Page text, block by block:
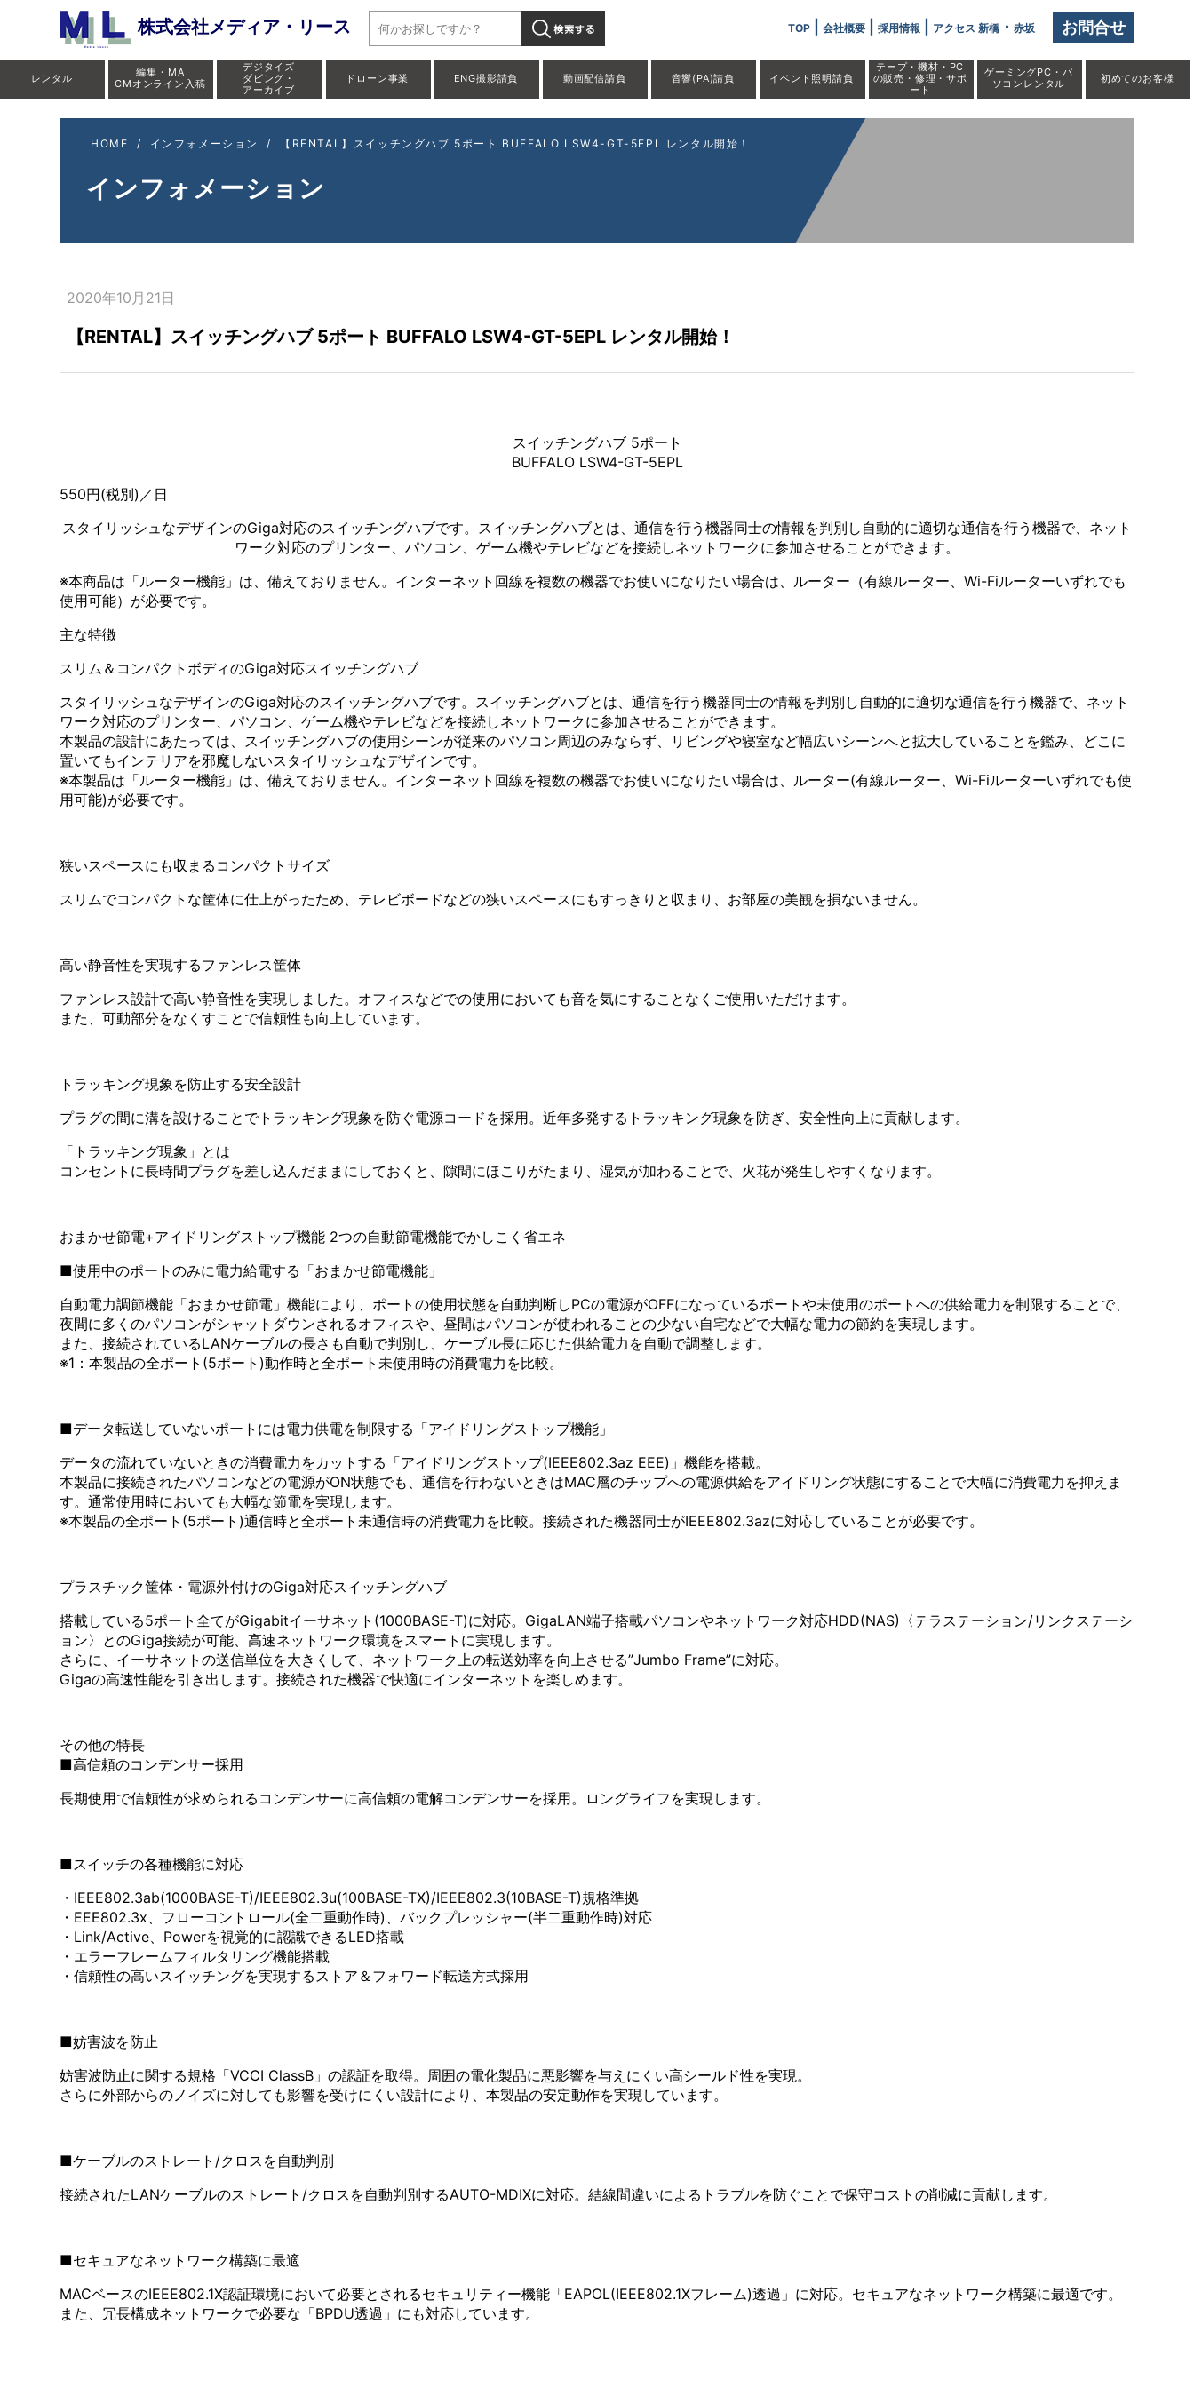
株式会社メディア・リース お問合せ
TOP| 会社概要| 採用情報 アクセス 新橋・ 赤坂
レンタル
編集・MA
CMオンライン入稿
デジタイズ
ダビング・
アーカイブ
ドローン事業 ENG撮影請負 動画配信請負 音響(PA)請負 イベント照明請負
テープ・機材・PC
の販売・修理・サポ
ート
ゲーミングPC・パ
ソコンレンタル
初めてのお客様
HOME / インフォメーション / 【RENTAL】スイッチングハブ 5ポート BUFFALO LSW4-GT-5EPL レンタル開始！
インフォメーション
2020年10月21日
【RENTAL】スイッチングハブ 5ポート BUFFALO LSW4-GT-5EPL レンタル開始！
スイッチングハブ 5ポート
BUFFALO LSW4-GT-5EPL
550円(税別)／日
スタイリッシュなデザインのGiga対応のスイッチングハブです。スイッチングハブとは、通信を行う機器同士の情報を判別し自動的に適切な通信を行う機器で、ネット
ワーク対応のプリンター、パソコン、ゲーム機やテレビなどを接続しネットワークに参加させることができます。
※本商品は「ルーター機能」は、備えておりません。インターネット回線を複数の機器でお使いになりたい場合は、ルーター（有線ルーター、Wi-Fiルーターいずれでも
使用可能）が必要です。
主な特徴
スリム＆コンパクトボディのGiga対応スイッチングハブ
スタイリッシュなデザインのGiga対応のスイッチングハブです。スイッチングハブとは、通信を行う機器同士の情報を判別し自動的に適切な通信を行う機器で、ネット
ワーク対応のプリンター、パソコン、ゲーム機やテレビなどを接続しネットワークに参加させることができます。
本製品の設計にあたっては、スイッチングハブの使用シーンが従来のパソコン周辺のみならず、リビングや寝室など幅広いシーンへと拡大していることを鑑み、どこに
置いてもインテリアを邪魔しないスタイリッシュなデザインです。
※本製品は「ルーター機能」は、備えておりません。インターネット回線を複数の機器でお使いになりたい場合は、ルーター(有線ルーター、Wi-Fiルーターいずれでも使
用可能)が必要です。
狭いスペースにも収まるコンパクトサイズ
スリムでコンパクトな筐体に仕上がったため、テレビボードなどの狭いスペースにもすっきりと収まり、お部屋の美観を損ないません。
高い静音性を実現するファンレス筐体
ファンレス設計で高い静音性を実現しました。オフィスなどでの使用においても音を気にすることなくご使用いただけます。
また、可動部分をなくすことで信頼性も向上しています。
トラッキング現象を防止する安全設計
プラグの間に溝を設けることでトラッキング現象を防ぐ電源コードを採用。近年多発するトラッキング現象を防ぎ、安全性向上に貢献します。
「トラッキング現象」とは
コンセントに長時間プラグを差し込んだままにしておくと、隙間にほこりがたまり、湿気が加わることで、火花が発生しやすくなります。
おまかせ節電+アイドリングストップ機能 2つの自動節電機能でかしこく省エネ
■使用中のポートのみに電力給電する「おまかせ節電機能」
自動電力調節機能「おまかせ節電」機能により、ポートの使用状態を自動判断しPCの電源がOFFになっているポートや未使用のポートへの供給電力を制限することで、
夜間に多くのパソコンがシャットダウンされるオフィスや、昼間はパソコンが使われることの少ない自宅などで大幅な電力の節約を実現します。
また、接続されているLANケーブルの長さも自動で判別し、ケーブル長に応じた供給電力を自動で調整します。
※1：本製品の全ポート(5ポート)動作時と全ポート未使用時の消費電力を比較。
■データ転送していないポートには電力供電を制限する「アイドリングストップ機能」
データの流れていないときの消費電力をカットする「アイドリングストップ(IEEE802.3az EEE)」機能を搭載。
本製品に接続されたパソコンなどの電源がON状態でも、通信を行わないときはMAC層のチップへの電源供給をアイドリング状態にすることで大幅に消費電力を抑えま
す。通常使用時においても大幅な節電を実現します。
※本製品の全ポート(5ポート)通信時と全ポート未通信時の消費電力を比較。接続された機器同士がIEEE802.3azに対応していることが必要です。
プラスチック筐体・電源外付けのGiga対応スイッチングハブ
搭載している5ポート全てがGigabitイーサネット(1000BASE-T)に対応。GigaLAN端子搭載パソコンやネットワーク対応HDD(NAS)〈テラステーション/リンクステーシ
ョン〉とのGiga接続が可能、高速ネットワーク環境をスマートに実現します。
さらに、イーサネットの送信単位を大きくして、ネットワーク上の転送効率を向上させる”Jumbo Frame”に対応。
Gigaの高速性能を引き出します。接続された機器で快適にインターネットを楽しめます。
その他の特長
■高信頼のコンデンサー採用
長期使用で信頼性が求められるコンデンサーに高信頼の電解コンデンサーを採用。ロングライフを実現します。
■スイッチの各種機能に対応
・IEEE802.3ab(1000BASE-T)/IEEE802.3u(100BASE-TX)/IEEE802.3(10BASE-T)規格準拠
・EEE802.3x、フローコントロール(全二重動作時)、バックプレッシャー(半二重動作時)対応
・Link/Active、Powerを視覚的に認識できるLED搭載
・エラーフレームフィルタリング機能搭載
・信頼性の高いスイッチングを実現するストア＆フォワード転送方式採用
■妨害波を防止
妨害波防止に関する規格「VCCI ClassB」の認証を取得。周囲の電化製品に悪影響を与えにくい高シールド性を実現。
さらに外部からのノイズに対しても影響を受けにくい設計により、本製品の安定動作を実現しています。
■ケーブルのストレート/クロスを自動判別
接続されたLANケーブルのストレート/クロスを自動判別するAUTO-MDIXに対応。結線間違いによるトラブルを防ぐことで保守コストの削減に貢献します。
■セキュアなネットワーク構築に最適
MACベースのIEEE802.1X認証環境において必要とされるセキュリティー機能「EAPOL(IEEE802.1Xフレーム)透過」に対応。セキュアなネットワーク構築に最適です。
また、冗長構成ネットワークで必要な「BPDU透過」にも対応しています。